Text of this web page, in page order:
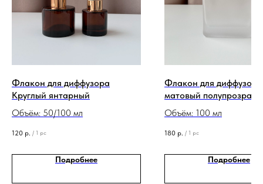
Флакон для диффузора
Круглый янтарный
Объём: 50/100 мл
120 р. / 1 pc
Подробнее
Флакон для диффузора
матовый
плоский Камбалла
Объём: 100 мл
180 р. / 1 pc
Подробнее